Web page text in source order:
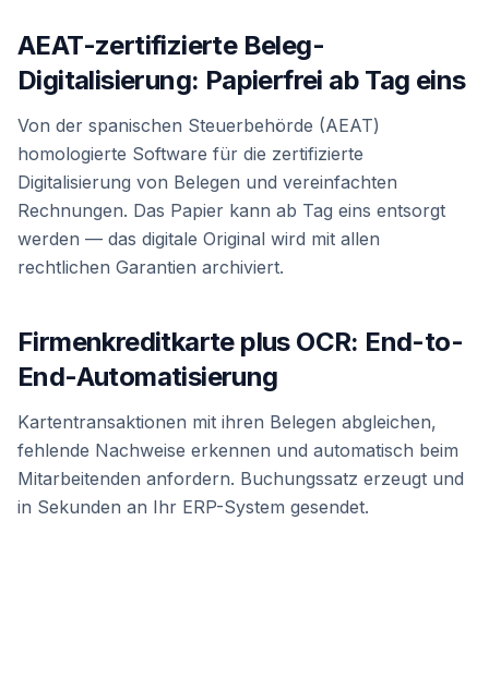
AEAT-zertifizierte Beleg-
Digitalisierung: Papierfrei ab Tag eins
Von der spanischen Steuerbehörde (AEAT)
homologierte Software für die zertifizierte
Digitalisierung von Belegen und vereinfachten
Rechnungen. Das Papier kann ab Tag eins entsorgt
werden — das digitale Original wird mit allen
rechtlichen Garantien archiviert.
Firmenkreditkarte plus OCR: End-to-
End-Automatisierung
Kartentransaktionen mit ihren Belegen abgleichen,
fehlende Nachweise erkennen und automatisch beim
Mitarbeitenden anfordern. Buchungssatz erzeugt und
in Sekunden an Ihr ERP-System gesendet.